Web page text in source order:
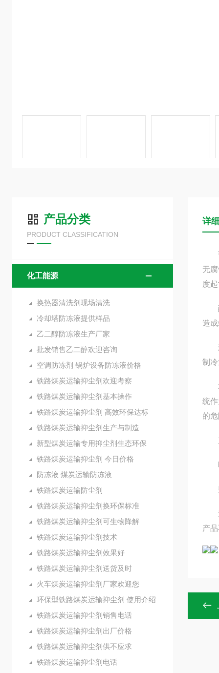
产品分类
PRODUCT CLASSIFICATION
化工能源
换热器清洗剂现场清洗
冷却塔防冻液提供样品
乙二醇防冻液生产厂家
批发销售乙二醇欢迎咨询
空调防冻剂 锅炉设备防冻液价格
铁路煤炭运输抑尘剂欢迎考察
铁路煤炭运输抑尘剂基本操作
铁路煤炭运输抑尘剂 高效环保达标
铁路煤炭运输抑尘剂生产与制造
新型煤炭运输专用抑尘剂生态环保
铁路煤炭运输抑尘剂 今日价格
防冻液 煤炭运输防冻液
铁路煤炭运输防尘剂
铁路煤炭运输抑尘剂换环保标准
铁路煤炭运输抑尘剂可生物降解
铁路煤炭运输抑尘剂技术
铁路煤炭运输抑尘剂效果好
铁路煤炭运输抑尘剂送货及时
火车煤炭运输抑尘剂厂家欢迎您
环保型铁路煤炭运输抑尘剂 使用介绍
铁路煤炭运输抑尘剂销售电话
铁路煤炭运输抑尘剂出厂价格
铁路煤炭运输抑尘剂供不应求
铁路煤炭运输抑尘剂电话
详
该
无
度
醇
造
新
制
本
统
的
产
突
消
产